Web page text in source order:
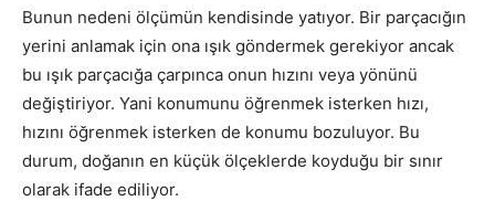
Bunun nedeni ölçümün kendisinde yatıyor. Bir parçacığın
yerini anlamak için ona ışık göndermek gerekiyor ancak
bu ışık parçacığa çarpınca onun hızını veya yönünü
değiştiriyor. Yani konumunu öğrenmek isterken hızı,
hızını öğrenmek isterken de konumu bozuluyor. Bu
durum, doğanın en küçük ölçeklerde koyduğu bir sınır
olarak ifade ediliyor.